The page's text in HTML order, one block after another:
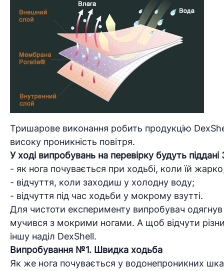
Тришарове виконання робить продукцію
високу проникність повітря.
У ході випробувань на перевірку будуть
- як нога почувається при ходьбі, коли їй
- відчуття, коли заходиш у холодну воду;
- відчуття під час ходьби у мокрому взутті.
Для чистоти експерименту випробувач
мучився з мокрими ногами. А щоб відчути
іншу наділ DexShell.
Випробування №1. Швидка ходьба
Як же нога почувається у водонепроникних